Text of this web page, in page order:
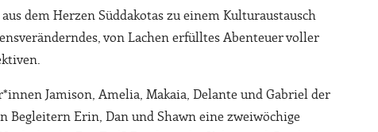
dem Herzen Süddakotas zu einem Kulturaustausch
von Lachen erfülltes Abenteuer voller
Jamison, Amelia, Makaia, Delante und Gabriel der
Begleitern Erin, Dan und Shawn eine zweiwöchige